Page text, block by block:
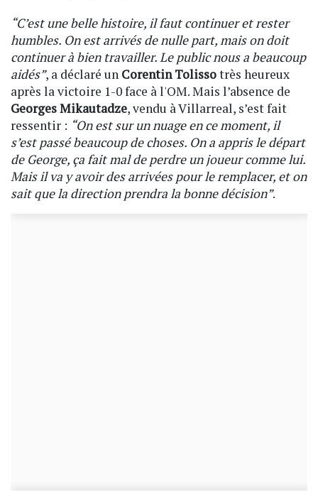
“C’est une belle histoire, il faut continuer et rester
humbles. On est arrivés de nulle part, mais on doit
continuer à bien travailler. Le public nous a beaucoup
aidés”, a déclaré un Corentin Tolissotrès heureux
après la victoire 1-0 face à l'OM. Mais l’absence de
Georges Mikautadze, vendu à Villarreal, s’est fait
ressentir : “On est sur un nuage en ce moment, il
s’est passé beaucoup de choses. On a appris le départ
de George, ça fait mal de perdre un joueur comme lui.
Mais il va y avoir des arrivées pour le remplacer, et on
sait que la direction prendra la bonne décision”.